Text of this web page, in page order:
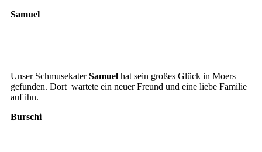
Samuel
Unser SchmusekaterSamuelhat sein großes Glück in Moers
gefunden. Dort wartete ein neuer Freund und eine liebe Familie
auf ihn.
Burschi